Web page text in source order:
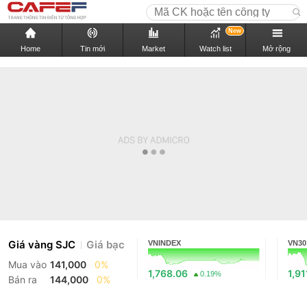
Home Tin mới Market Watch list
New
Mở rộng
Giá vàng SJC Giá bạc
Mua vào 141,000
0%
Bán ra
144,000 0%
VNINDEX
1,768.06 0.19%
VN30